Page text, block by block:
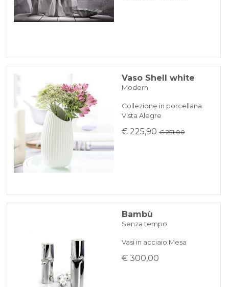
Vaso Shell white
Modern
Collezione in porcellana
Vista Alegre
€ 225,90 € 251.00
Bambù
Senza tempo
Vasi in acciaio Mesa
€ 300,00